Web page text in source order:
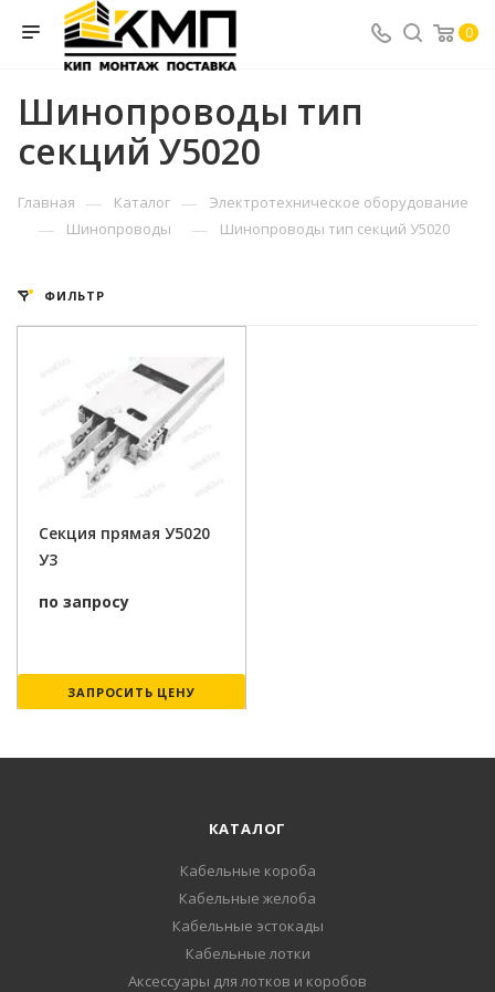
0
Шинопроводы тип
секций У5020
Главная — Каталог — Электротехническое оборудование
— Шинопроводы — Шинопроводы тип секций У5020
ФИЛЬТР
Секция прямая У5020
У3
по запросу
ЗАПРОСИТЬ ЦЕНУ
КАТАЛОГ
Кабельные короба
Кабельные желоба
Кабельные эстокады
Кабельные лотки
Аксессуары для лотков и коробов